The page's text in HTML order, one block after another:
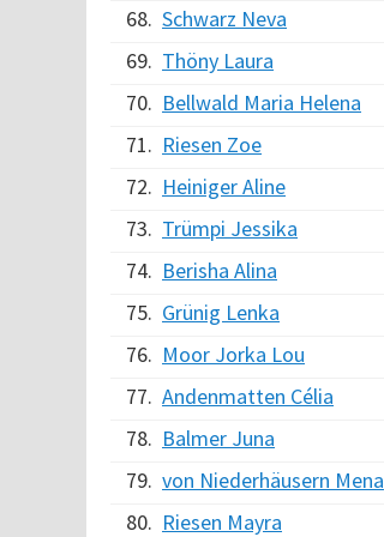
68. Schwarz Neva
69. Thöny Laura
70. Bellwald Maria Helena
71. Riesen Zoe
72. Heiniger Aline
73. Trümpi Jessika
74. Berisha Alina
75. Grünig Lenka
76. Moor Jorka Lou
77. Andenmatten Célia
78. Balmer Juna
79. von Niederhäusern Mena
80. Riesen Mayra